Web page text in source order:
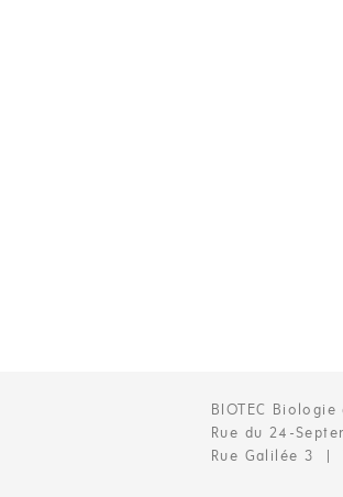
BIOTEC Biologie
Rue du 24-
Rue Galilée 3 |